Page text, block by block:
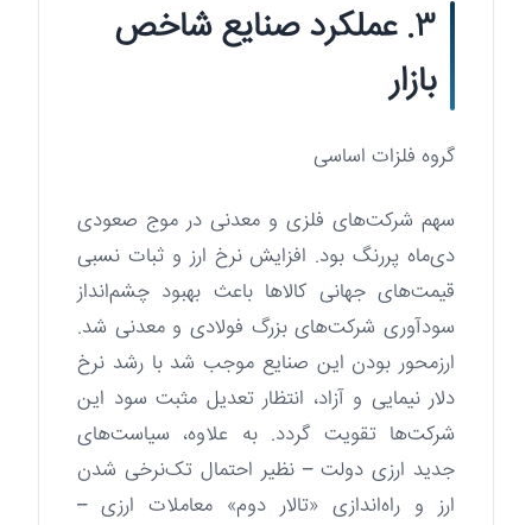
۳. عملکرد صنایع شاخص
بازار
گروه فلزات اساسی
سهم شرکت‌های فلزی و معدنی در موج صعودی
دی‌ماه پررنگ بود. افزایش نرخ ارز و ثبات نسبی
قیمت‌های جهانی کالاها باعث بهبود چشم‌انداز
سودآوری شرکت‌های بزرگ فولادی و معدنی شد.
ارزمحور بودن این صنایع موجب شد با رشد نرخ
دلار نیمایی و آزاد، انتظار تعدیل مثبت سود این
شرکت‌ها تقویت گردد. به علاوه، سیاست‌های
جدید ارزی دولت – نظیر احتمال تک‌نرخی شدن
ارز و راه‌اندازی «تالار دوم» معاملات ارزی –